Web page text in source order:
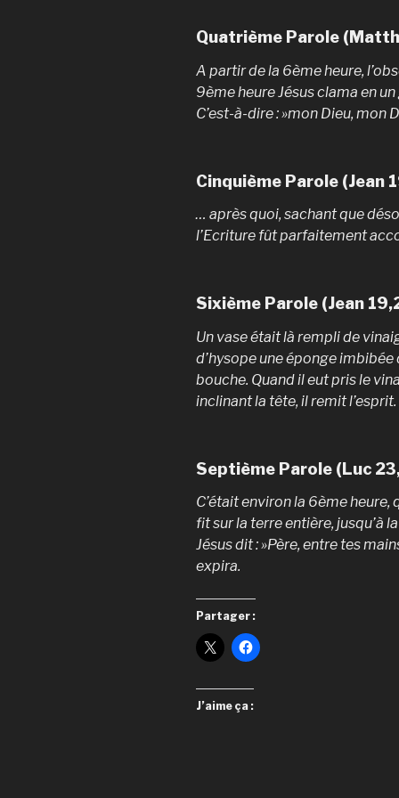
Quatrième Parole
A partir de la 6ème heure,
9ème heure Jésus clama en un
C’est-à-dire : »mon Dieu, mon
Cinquième Parole (Jean
… après quoi, sachant que
l’Ecriture fût parfaitement
Sixième Parole (Jean
Un vase était là rempli de
d’hysope une éponge
bouche. Quand il eut pris le
inclinant la tête, il remit l’esprit.
Septième Parole (Luc
C’était environ la 6ème heure,
fit sur la terre entière, jusqu’à
Jésus dit : »Père, entre tes
expira.
Partager :
J’aime ça :